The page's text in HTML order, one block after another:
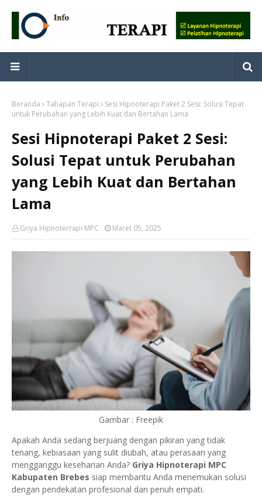
Beranda Tahapan Terapi
Sesi Hipnoterapi Paket 2 Sesi: Solusi Tepat
untuk Perubahan yang Lebih Kuat dan Bertahan Lama
Sesi Hipnoterapi Paket 2 Sesi:
Solusi Tepat untuk Perubahan
yang Lebih Kuat dan Bertahan
Lama
Griya Hipnoterrapi MPC Maret 05, 2025
Gambar : Freepik
Apakah Anda sedang berjuang dengan pikiran yang tidak
tenang, kebiasaan yang sulit diubah, atau perasaan yang
mengganggu keseharian Anda? Griya Hipnoterapi MPC
Kabupaten Brebes siap membantu Anda menemukan solusi
dengan pendekatan profesional dan penuh empati.